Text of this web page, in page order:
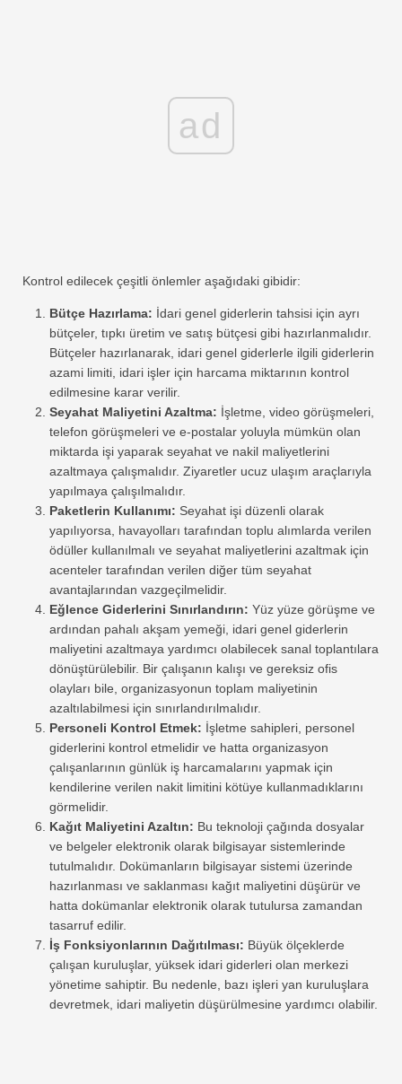
ad
Kontrol edilecek çeşitli önlemler aşağıdaki gibidir:
Bütçe Hazırlama: İdari genel giderlerin tahsisi için ayrı
bütçeler, tıpkı üretim ve satış bütçesi gibi hazırlanmalıdır.
Bütçeler hazırlanarak, idari genel giderlerle ilgili giderlerin
azami limiti, idari işler için harcama miktarının kontrol
edilmesine karar verilir.
Seyahat Maliyetini Azaltma: İşletme, video görüşmeleri,
telefon görüşmeleri ve e-postalar yoluyla mümkün olan
miktarda işi yaparak seyahat ve nakil maliyetlerini
azaltmaya çalışmalıdır. Ziyaretler ucuz ulaşım araçlarıyla
yapılmaya çalışılmalıdır.
Paketlerin Kullanımı: Seyahat işi düzenli olarak
yapılıyorsa, havayolları tarafından toplu alımlarda verilen
ödüller kullanılmalı ve seyahat maliyetlerini azaltmak için
acenteler tarafından verilen diğer tüm seyahat
avantajlarından vazgeçilmelidir.
Eğlence Giderlerini Sınırlandırın: Yüz yüze görüşme ve
ardından pahalı akşam yemeği, idari genel giderlerin
maliyetini azaltmaya yardımcı olabilecek sanal toplantılara
dönüştürülebilir. Bir çalışanın kalışı ve gereksiz ofis
olayları bile, organizasyonun toplam maliyetinin
azaltılabilmesi için sınırlandırılmalıdır.
Personeli Kontrol Etmek: İşletme sahipleri, personel
giderlerini kontrol etmelidir ve hatta organizasyon
çalışanlarının günlük iş harcamalarını yapmak için
kendilerine verilen nakit limitini kötüye kullanmadıklarını
görmelidir.
Kağıt Maliyetini Azaltın: Bu teknoloji çağında dosyalar
ve belgeler elektronik olarak bilgisayar sistemlerinde
tutulmalıdır. Dokümanların bilgisayar sistemi üzerinde
hazırlanması ve saklanması kağıt maliyetini düşürür ve
hatta dokümanlar elektronik olarak tutulursa zamandan
tasarruf edilir.
İş Fonksiyonlarının Dağıtılması: Büyük ölçeklerde
çalışan kuruluşlar, yüksek idari giderleri olan merkezi
yönetime sahiptir. Bu nedenle, bazı işleri yan kuruluşlara
devretmek, idari maliyetin düşürülmesine yardımcı olabilir.